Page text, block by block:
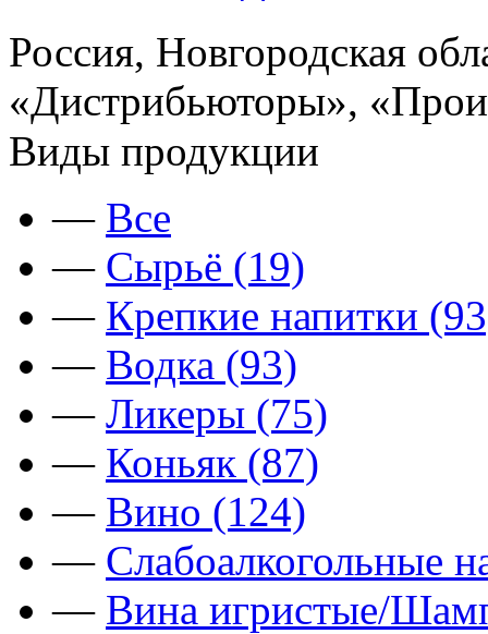
Россия, Новгородская
«Дистрибьюторы»,
Виды продукции
— Все
— Сырьё (19)
— Крепкие напитки
— Водка (93)
— Ликеры (75)
— Коньяк (87)
— Вино (124)
— Слабоалкогольные
— Вина игристые/